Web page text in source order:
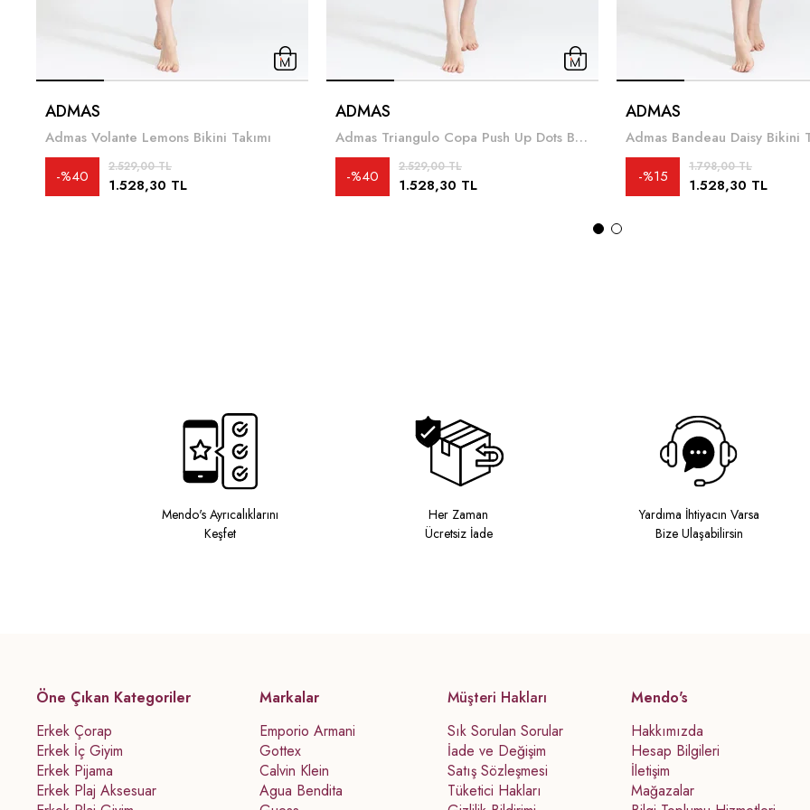
ADMAS
Admas Volante Lemons Bikini Takımı
1.528,30 TL
2.529,00 TL
%40
ADMAS
Admas Triangulo Copa Push Up Dots Bikini Takımı
1.528,30 TL
2.529,00 TL
%40
ADMAS
Admas Bandeau Daisy Bikini
1.528,30 TL
1.798,00 TL
%15
Mendo's Ayrıcalıklarını
Keşfet
Her Zaman
Ücretsiz İade
Yardıma İhtiyacın Varsa
Bize Ulaşabilirsin
Öne Çıkan Kategoriler
Erkek Çorap
Erkek İç Giyim
Erkek Pijama
Erkek Plaj Aksesuar
Markalar
Emporio Armani
Gottex
Calvin Klein
Agua Bendita
Müşteri Hakları
Sık Sorulan Sorular
İade ve Değişim
Satış Sözleşmesi
Tüketici Hakları
Mendo's
Hakkımızda
Hesap Bilgileri
İletişim
Mağazalar